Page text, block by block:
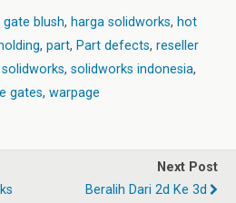
gate blush, harga solidworks, hot
, part, Part defects, reseller
solidworks, solidworks indonesia,
gates, warpage
Next Post
Beralih Dari 2d Ke 3d